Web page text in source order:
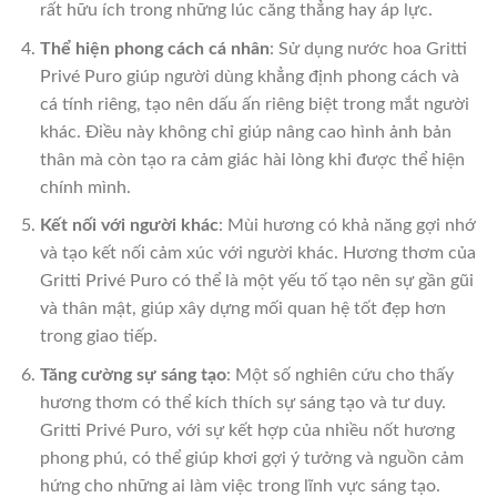
rất hữu ích trong những lúc căng thẳng hay áp lực.
Thể hiện phong cách cá nhân: Sử dụng nước hoa Gritti
Privé Puro giúp người dùng khẳng định phong cách và
cá tính riêng, tạo nên dấu ấn riêng biệt trong mắt người
khác. Điều này không chỉ giúp nâng cao hình ảnh bản
thân mà còn tạo ra cảm giác hài lòng khi được thể hiện
chính mình.
Kết nối với người khác: Mùi hương có khả năng gợi nhớ
và tạo kết nối cảm xúc với người khác. Hương thơm của
Gritti Privé Puro có thể là một yếu tố tạo nên sự gần gũi
và thân mật, giúp xây dựng mối quan hệ tốt đẹp hơn
trong giao tiếp.
Tăng cường sự sáng tạo: Một số nghiên cứu cho thấy
hương thơm có thể kích thích sự sáng tạo và tư duy.
Gritti Privé Puro, với sự kết hợp của nhiều nốt hương
phong phú, có thể giúp khơi gợi ý tưởng và nguồn cảm
hứng cho những ai làm việc trong lĩnh vực sáng tạo.